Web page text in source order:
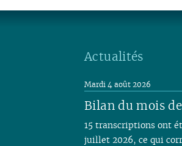
Actualités
Bilan du mois
Mardi 4 août 2026
15 transcriptions ont
juillet 2026, ce qui